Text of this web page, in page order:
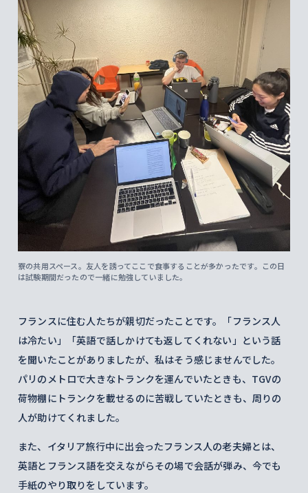
寮の共用スペース。友人を誘ってここで食事することが多かったです。この日
は試験期間だったので一緒に勉強していました。
フランスに住む人たちが親切だったことです。「フランス人
は冷たい」「英語で話しかけても返してくれない」という話
を聞いたことがありましたが、私はそう感じませんでした。
パリのメトロで大きなトランクを運んでいたときも、TGVの
荷物棚にトランクを載せるのに苦戦していたときも、周りの
人が助けてくれました。
また、イタリア旅行中に出会ったフランス人の老夫婦とは、
英語とフランス語を交えながらその場で会話が弾み、今でも
手紙のやり取りをしています。